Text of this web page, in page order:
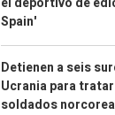
Spain'
Detienen a seis
Ucrania para
soldados